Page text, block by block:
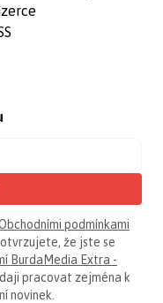
podmínkami
že jste se
BurdaMedia Extra -
pracovat zejména k
novinek.